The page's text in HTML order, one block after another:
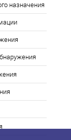
назначения